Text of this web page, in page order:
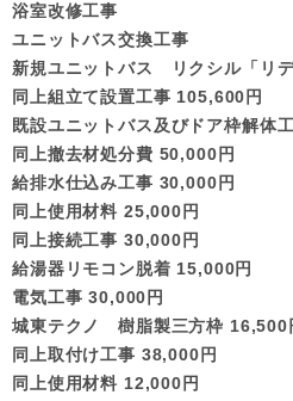
浴室改修工事
ユニットバス交換工事
新規ユニットバス リクシル「リ
同上組立て設置工事 105,600円
既設ユニットバス及びドア枠解体
同上撤去材処分費 50,000円
給排水仕込み工事 30,000円
同上使用材料 25,000円
同上接続工事 30,000円
給湯器リモコン脱着 15,000円
電気工事 30,000円
城東テクノ 樹脂製三方枠 16,500
同上取付け工事 38,000円
同上使用材料 12,000円